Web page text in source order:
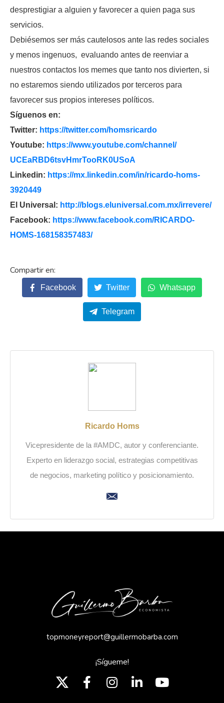
desprestigiar a alguien y favorecer a quien paga sus
servicios.
Debiésemos ser más cautelosos ante las redes sociales
y menos ingenuos, evaluando antes de reenviar a
nuestros contactos los memes que tanto nos divierten, si
no estaremos siendo utilizados por terceros para
favorecer sus propios intereses políticos.
Síguenos en:
Twitter: https://twitter.com/homsricardo
Youtube: https://www.youtube.com/channel/
UCEaRBD6tsvHmrTooRK0USoA
Linkedin: https://mx.linkedin.com/in/ricardo-homs-
3920449
El Universal: http://blogs.eluniversal.com.mx/irrevere/
Facebook: https://www.facebook.com/RICARDO-
HOMS-168158357483/
Facebook Twitter Whatsapp
Telegram
Ricardo Homs
Vicepresidente de la #AMDC, autor y conferenciante.
Experto en liderazgo social, estrategias competitivas
de negocios, marketing político y posicionamiento.
topmoneyreport@guillermobarba.com
¡Sígueme!